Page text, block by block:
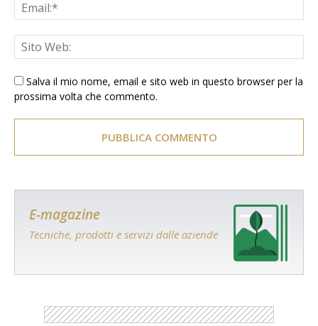
Salva il mio nome, email e sito web in questo browser per la
prossima volta che commento.
E-magazine
Tecniche, prodotti e servizi dalle aziende